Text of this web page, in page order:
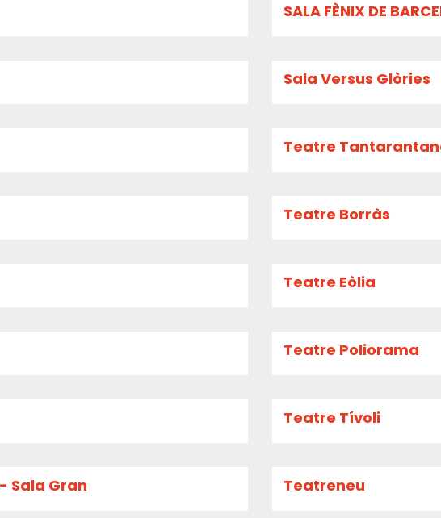
SALA FÈNIX DE
Sala Versus Glòries
Teatre
Teatre Borràs
Teatre Eòlia
Teatre Poliorama
Teatre Tívoli
Sala Gran Teatreneu